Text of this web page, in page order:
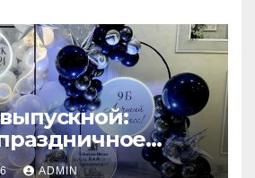
ADMIN